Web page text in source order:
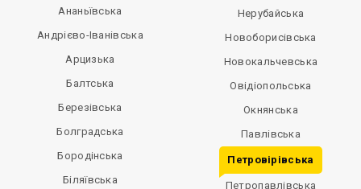
Ананьївська
Андрієво-Іванівська
Арцизька
Балтська
Березівська
Болградська
Бородінська
Біляївська
Нерубайська
Новоборисівська
Новокальчевська
Овідіопольська
Окнянська
Павлівська
Петровірівська
Петропавлівська